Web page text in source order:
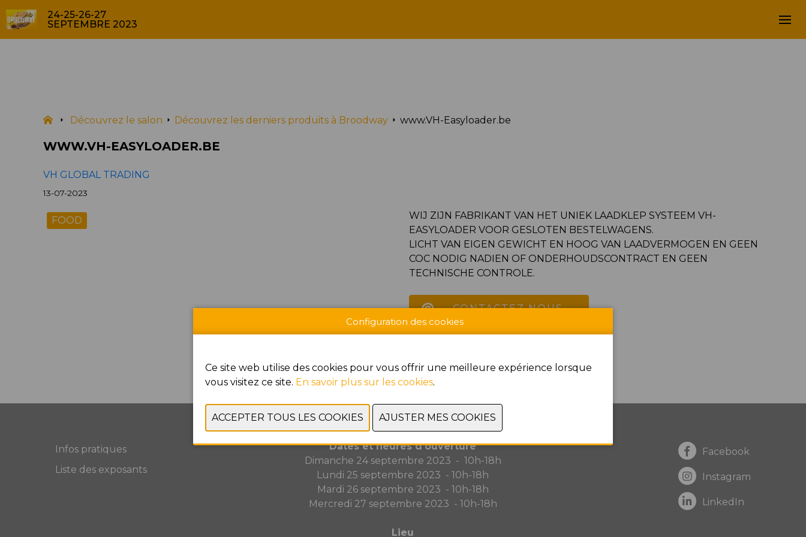
24-25-26-27
SEPTEMBRE 2023
Découvrez le salon Découvrez les derniers produits à Broodway www.VH-Easyloader.be
WWW.VH-EASYLOADER.BE
FOOD
VH GLOBAL TRADING
13-07-2023
WIJ ZIJN FABRIKANT VAN HET UNIEK LAADKLEP SYSTEEM VH-
EASYLOADER VOOR GESLOTEN BESTELWAGENS.
LICHT VAN EIGEN GEWICHT EN HOOG VAN LAADVERMOGEN EN GEEN
COC NODIG NADIEN OF ONDERHOUDSCONTRACT EN GEEN
TECHNISCHE CONTROLE.
CONTACTEZ NOUS
Infos pratiques
Liste des exposants
Dates et heures d'ouverture
Dimanche 24 septembre 2023 - 10h-18h
Lundi 25 septembre 2023 - 10h-18h
Mardi 26 septembre 2023 - 10h-18h
Mercredi 27 septembre 2023 - 10h-18h
Lieu
Facebook
Instagram
LinkedIn
Configuration des cookies
Ce site web utilise des cookies pour vous offrir une meilleure expérience lorsque
vous visitez ce site. En savoir plus sur les cookies.